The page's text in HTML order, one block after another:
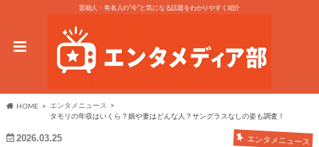
芸能人・有名人の“今”と気になる話題をわかりやすく紹介
HOME
エンタメニュース
タモリの年収はいくら？娘や妻はどんな人？サングラスなしの姿も調査！
2026.03.25 エンタメニュース